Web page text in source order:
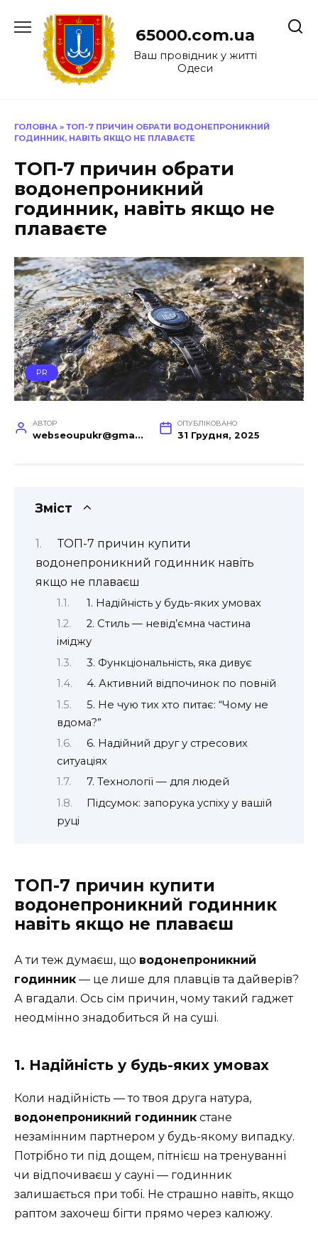
до
65000.com.ua
Ваш провідник у житті
Одеси
ГОЛОВНА » ТОП-7 ПРИЧИН ОБРАТИ ВОДОНЕПРОНИКНИЙ
ГОДИННИК, НАВІТЬ ЯКЩО НЕ ПЛАВАЄТЕ
ТОП-7 причин обрати
водонепроникний
годинник, навіть якщо не
плаваєте
PR
АВТОР
webseoupukr@gmail.com
ОПУБЛІКОВАНО
31 Грудня, 2025
Зміст
ТОП-7 причин купити
водонепроникний годинник навіть
якщо не плаваєш
1. Надійність у будь-яких умовах
2. Стиль — невід’ємна частина
іміджу
3. Функціональність, яка дивує
4. Активний відпочинок по повній
5. Не чую тих хто питає: “Чому не
вдома?”
6. Надійний друг у стресових
ситуаціях
7. Технології — для людей
Підсумок: запорука успіху у вашій
руці
ТОП-7 причин купити
водонепроникний годинник
навіть якщо не плаваєш
А ти теж думаєш, що водонепроникний
годинник — це лише для плавців та дайверів?
А вгадали. Ось сім причин, чому такий гаджет
неодмінно знадобиться й на суші.
1. Надійність у будь-яких умовах
Коли надійність — то твоя друга натура,
водонепроникний годинник стане
незамінним партнером у будь-якому випадку.
Потрібно ти під дощем, пітнієш на тренуванні
чи відпочиваєш у сауні — годинник
залишається при тобі. Не страшно навіть, якщо
раптом захочеш бігти прямо через калюжу.